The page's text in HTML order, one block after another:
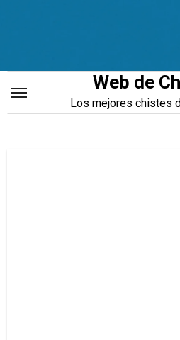
Web de
Los mejores chistes